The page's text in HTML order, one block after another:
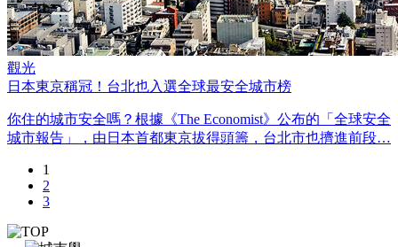
觀光
日本東京稱冠！台北也入選全球最安全城市榜
你住的城市安全嗎？根據《The Economist》公布的「全球安全
城市報告」，由日本首都東京拔得頭籌，台北市也擠進前段…
1
2
3